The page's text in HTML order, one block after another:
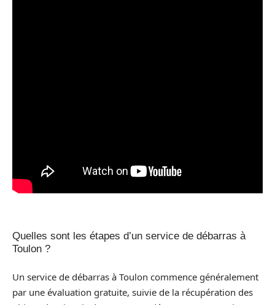
Quelles sont les étapes d’un service de débarras à
Toulon ?
Un service de débarras à Toulon commence généralement
par une évaluation gratuite, suivie de la récupération des